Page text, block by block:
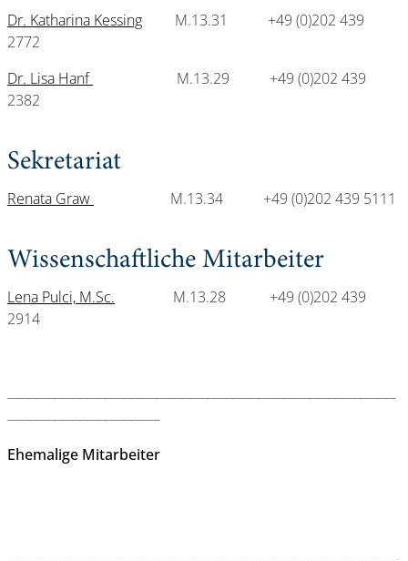
Dr. Katharina Kessing M.13.31 +49 (0)202 439
2772
Dr. Lisa Hanf
M.13.29 +49 (0)202 439
2382
Sekretariat
Renata Graw M.13.34 +49 (0)202 439 5111
Wissenschaftliche Mitarbeiter
Lena Pulci, M.Sc. M.13.28 +49 (0)202 439
2914
Ehemalige Mitarbeiter